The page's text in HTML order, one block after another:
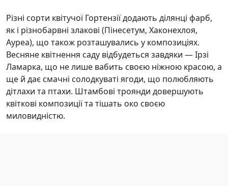
Різні сорти квітучої Гортензії додають ділянці фарб,
як і різнобарвні злакові (Пінесетум, Хаконехлоя,
Ауреа), що також розташувались у композиціях.
Весняне квітнення саду відбудеться завдяки — Ірзі
Ламарка, що не лише вабить своєю ніжною красою, а
ще й дає смачні солодкуваті ягоди, що полюбляють
дітлахи та птахи. Штамбові троянди довершують
квіткові композиції та тішать око своєю
миловидністю.